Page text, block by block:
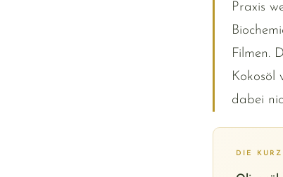
Praxis
Filmen.
Kokosöl
dabei
DIE